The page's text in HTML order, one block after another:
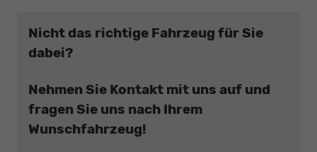
Nicht das richtige Fahrzeug für Sie
dabei?
Nehmen Sie Kontakt mit uns auf und
fragen Sie uns nach Ihrem
Wunschfahrzeug!